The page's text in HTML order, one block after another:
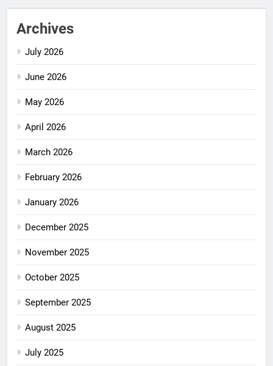
Archives
July 2026
June 2026
May 2026
April 2026
March 2026
February 2026
January 2026
December 2025
November 2025
October 2025
September 2025
August 2025
July 2025